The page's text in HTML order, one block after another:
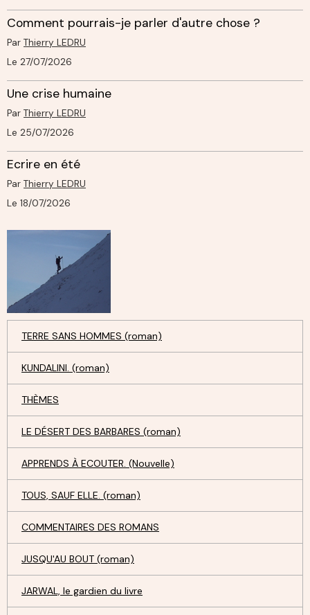
Comment pourrais-je parler d'autre chose ?
Par Thierry LEDRU
Le 27/07/2026
Une crise humaine
Par Thierry LEDRU
Le 25/07/2026
Ecrire en été
Par Thierry LEDRU
Le 18/07/2026
TERRE SANS HOMMES (roman)
KUNDALINI. (roman)
THÈMES
LE DÉSERT DES BARBARES (roman)
APPRENDS À ECOUTER. (Nouvelle)
TOUS, SAUF ELLE. (roman)
COMMENTAIRES DES ROMANS
JUSQU'AU BOUT (roman)
JARWAL, le gardien du livre